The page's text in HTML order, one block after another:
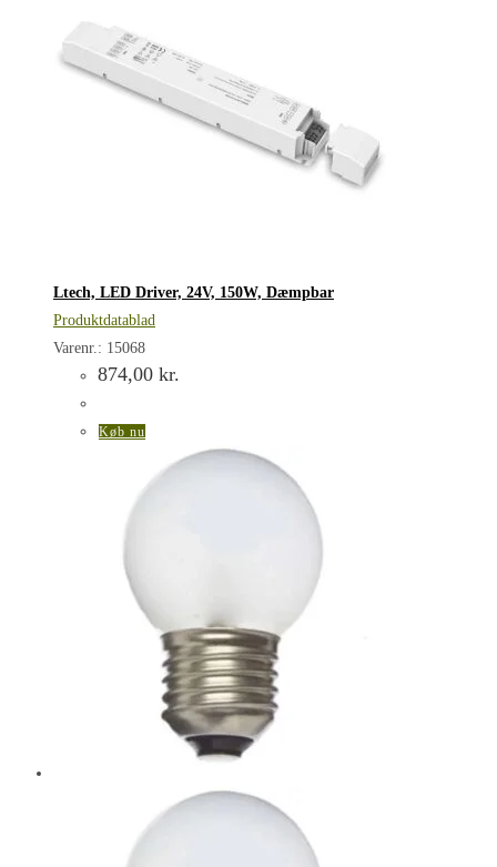
Ltech, LED Driver, 24V, 150W, Dæmpbar
Produktdatablad
Varenr.: 15068
874,00 kr.
Køb nu